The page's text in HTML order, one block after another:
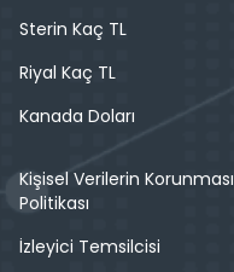
Sterin Kaç TL
Riyal Kaç TL
Kanada Doları
Kişisel Verilerin Korunması
Politikası
İzleyici Temsilcisi